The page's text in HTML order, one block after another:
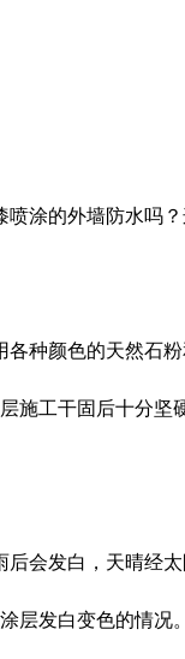
涂的外墙防水吗
种颜色的天然
工干固后十分坚
会发白，天晴经
层发白变色的情况。